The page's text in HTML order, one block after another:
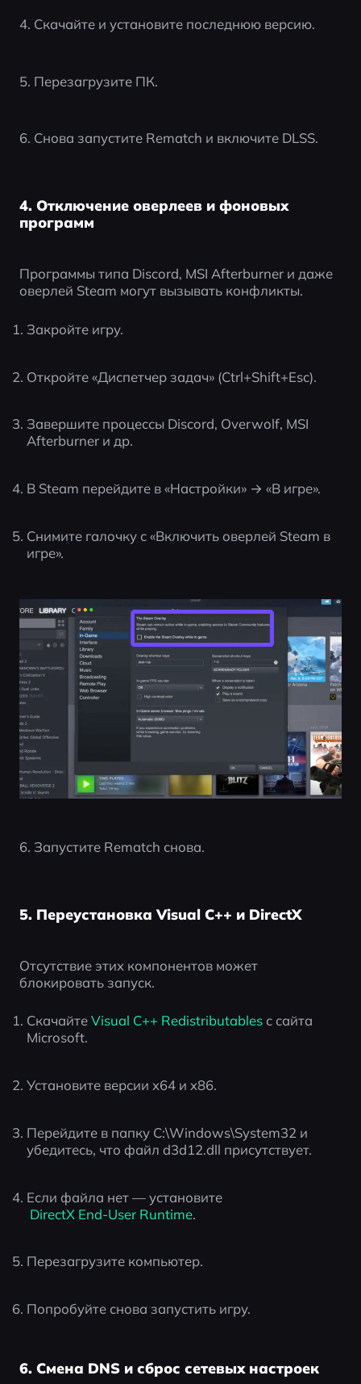
4. Скачайте и установите последнюю версию.
5. Перезагрузите ПК.
6. Снова запустите Rematch и включите DLSS.
4. Отключение оверлеев и фоновых
программ
Программы типа Discord, MSI Afterburner и даже
оверлей Steam могут вызывать конфликты.
Закройте игру.
Откройте «Диспетчер задач» (Ctrl+Shift+Esc).
Завершите процессы Discord, Overwolf, MSI
Afterburner и др.
В Steam перейдите в «Настройки» → «В игре».
Снимите галочку с «Включить оверлей Steam в
игре».
6. Запустите Rematch снова.
5. Переустановка Visual C++ и DirectX
Отсутствие этих компонентов может
блокировать запуск.
Скачайте Visual C++ Redistributables с сайта
Microsoft.
Установите версии x64 и x86.
Перейдите в папку C:\Windows\System32 и
убедитесь, что файл d3d12.dll присутствует.
Если файла нет — установите
DirectX End-User Runtime.
Перезагрузите компьютер.
Попробуйте снова запустить игру.
6. Смена DNS и сброс сетевых настроек